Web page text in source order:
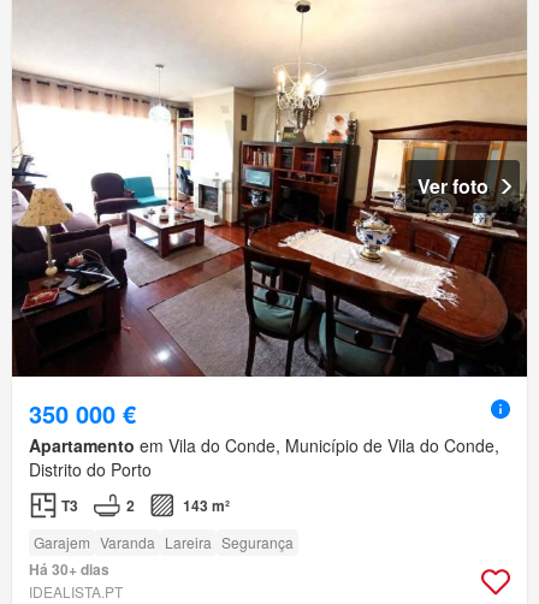
Ver foto
350 000 €
Apartamento em Vila do Conde, Município de Vila do Conde,
Distrito do Porto
T3 2 143 m²
Garajem Varanda Lareira Segurança
Há 30+ dias
IDEALISTA.PT